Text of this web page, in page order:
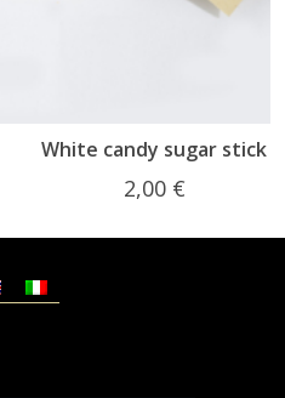
sugar stick